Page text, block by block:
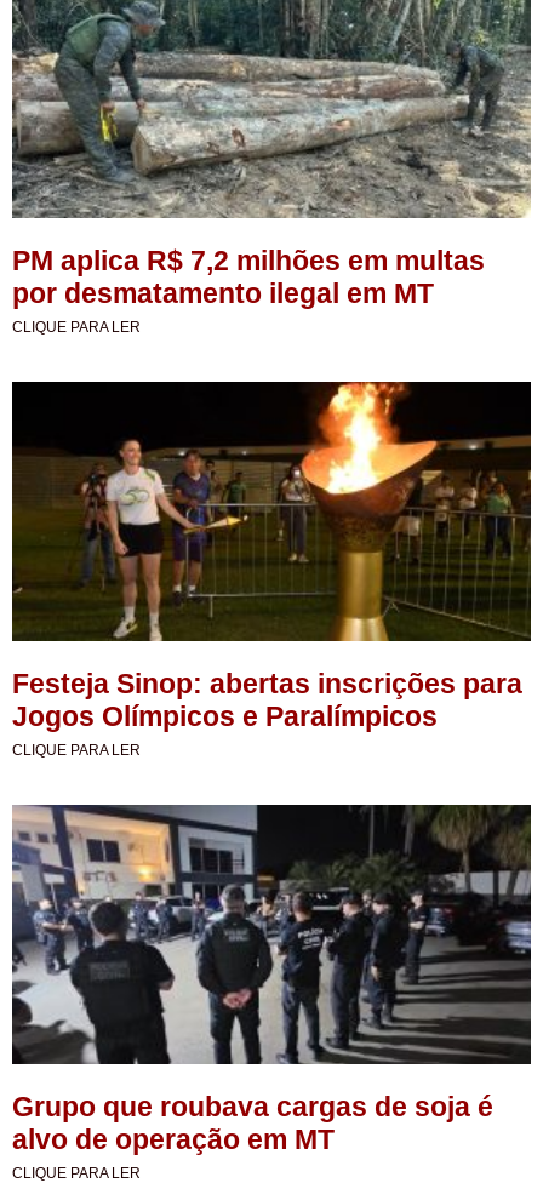
PM aplica R$ 7,2 milhões em multas
por desmatamento ilegal em MT
CLIQUE PARA LER
Festeja Sinop: abertas inscrições para
Jogos Olímpicos e Paralímpicos
CLIQUE PARA LER
Grupo que roubava cargas de soja é
alvo de operação em MT
CLIQUE PARA LER